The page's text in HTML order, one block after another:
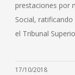
prestaciones por
Social,
el Tribunal
17/10/2018